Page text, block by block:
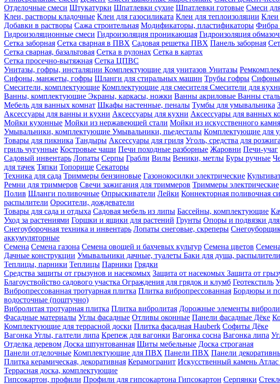
Отделочные смеси Штукатурки Шпатлевки сухие Шпатлевки готовые Смеси
Клеи, растворы кладочные Клеи для газосиликата Клеи для теплоизоляции Клеи
Добавки в растворы Сажа строительная Модификаторы, пластификаторы Фибра
Гидроизоляционные смеси Гидроизоляция проникающая Гидроизоляция
Сетка заборная Сетка сварная в ПВХ Садовая решетка ПВХ Панель заборная
Сетка сварная, базальтовая Сетка в рулонах Сетка в картах
Сетка просечно-вытяжная Сетка ЦПВС
Унитазы, гофры, инсталяции Комплектующие для унитазов Унитазы
Сифоны, манжеты, гофры Шланги для стиральных машин Трубы гофры Сифоны
Смесители, комплектующие Комплектующие для смесителя Смесители для
Ванны, комплектующие Экраны, каркасы, ножки Ванны акриловые Ванны
Мебель для ванных комнат Шкафы настенные, пеналы Тумбы для умывальника
Аксессуары для ванны и кухни Аксессуары для кухни Аксессуары для ванных
Мойки кухонные Мойки из нержавеющей стали Мойки из искусственного камня
Умывальники, комплектующие Умывальники, пьедесталы Комплектующие для
Товары для пикника Тандыры Аксессуары для гриля Уголь, средства для розжига
гриль чугунные Костровые чаши Печи походные разборные Жаровни Печи-учаг
Садовый инвентарь Лопаты Серпы Грабли Вилы Веники, метлы Буры ручные
для тачек Тяпки Топорище Секаторы
Техника для сада Триммеры бензиновые Газонокосилки электрические
Ремни для триммеров Свечи зажигания для триммеров Триммеры электрические
Полив Шланги поливочные Опрыскиватели Лейки Коннекторная поливочная
распылители Оросители, дождеватели
Товары для сада и отдыха Садовая мебель из липы Бассейны, комплектующие
Уход за растениями Горшки и ящики для растений Грунты Опоры и подвязки для
Снегоуборочная техника и инвентарь Лопаты снеговые, скреперы
аккумуляторные
Семена Семена газона Семена овощей и бахчевых культур Семена цветов
Дачные конструкции Умывальники дачные, туалеты Баки для душа, распылители
Теплицы, парники Теплицы Парники Грядки
Средства защиты от грызунов и насекомых Защита от насекомых Защита от
Благоуствойство садового участка Ограждения для грядок и клумб Геотекстиль
Вибропрессованная тротуарная плитка Плитка вибропрессованная Бордюры и
водосточные (поштучно)
Вибролитая тротуарная плитка Плитка вибролитая Дорожные элементы
Фасадные материалы Углы фасадные Отливы оконные Панели фасадные Дёке
Комплектующие для террасной доски Плитка фасадная Hauberk Софиты Дёке
Вагонка Углы, галтели липа Крепеж для вагонки Вагонка сосна Вагонка липа
Отделка деревом Доска шпунтованная Щиты мебельные Доска строганая
Панели отделочные Комплектующие для ПВХ Панели ПВХ Панели
Плитка керамическая, декоративная Керамогранит Искусственный камень
Террасная доска, комплектующие
Гипсокартон, профили Профили для гипсокартона Гипсокартон Серпянки